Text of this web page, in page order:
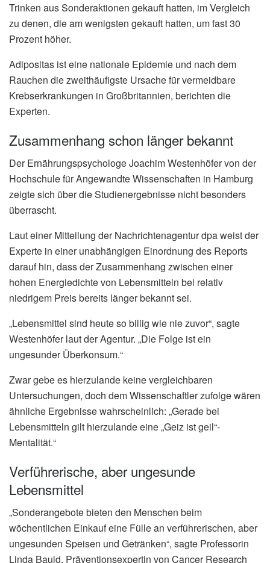
Trinken aus Sonderaktionen gekauft hatten, im Vergleich
zu denen, die am wenigsten gekauft hatten, um fast 30
Prozent höher.
Adipositas ist eine nationale Epidemie und nach dem
Rauchen die zweithäufigste Ursache für vermeidbare
Krebserkrankungen in Großbritannien, berichten die
Experten.
Zusammenhang schon länger bekannt
Der Ernährungspsychologe Joachim Westenhöfer von der
Hochschule für Angewandte Wissenschaften in Hamburg
zeigte sich über die Studienergebnisse nicht besonders
überrascht.
Laut einer Mitteilung der Nachrichtenagentur dpa weist der
Experte in einer unabhängigen Einordnung des Reports
darauf hin, dass der Zusammenhang zwischen einer
hohen Energiedichte von Lebensmitteln bei relativ
niedrigem Preis bereits länger bekannt sei.
„Lebensmittel sind heute so billig wie nie zuvor“, sagte
Westenhöfer laut der Agentur. „Die Folge ist ein
ungesunder Überkonsum.“
Zwar gebe es hierzulande keine vergleichbaren
Untersuchungen, doch dem Wissenschaftler zufolge wären
ähnliche Ergebnisse wahrscheinlich: „Gerade bei
Lebensmitteln gilt hierzulande eine „Geiz ist geil“-
Mentalität.“
Verführerische, aber ungesunde
Lebensmittel
„Sonderangebote bieten den Menschen beim
wöchentlichen Einkauf eine Fülle an verführerischen, aber
ungesunden Speisen und Getränken“, sagte Professorin
Linda Bauld, Präventionsexpertin von Cancer Research